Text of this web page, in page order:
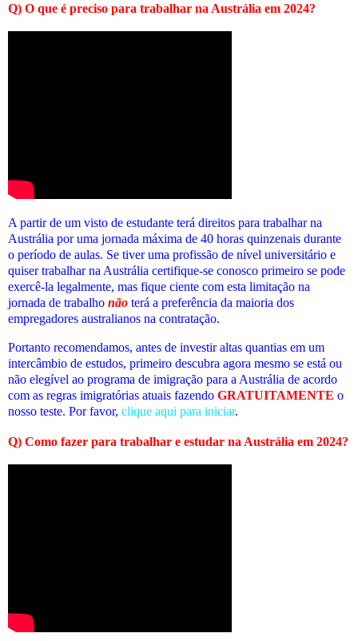
Q) O que é preciso para trabalhar na Austrália em 2024?
A partir de um visto de estudante terá direitos para trabalhar na
Austrália por uma jornada máxima de 40 horas quinzenais durante
o período de aulas. Se tiver uma profissão de nível universitário e
quiser trabalhar na Austrália certifique-se conosco primeiro se pode
exercê-la legalmente, mas fique ciente com esta limitação na
jornada de trabalho não terá a preferência da maioria dos
empregadores australianos na contratação.
Portanto recomendamos, antes de investir altas quantias em um
intercâmbio de estudos, primeiro descubra agora mesmo se está ou
não elegível ao programa de imigração para a Austrália de acordo
com as regras imigratórias atuais fazendo GRATUITAMENTE o
nosso teste. Por favor, clique aqui para iniciar.
Q) Como fazer para trabalhar e estudar na Austrália em 2024?